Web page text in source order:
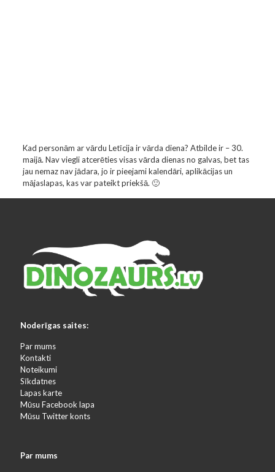
Kad personām ar vārdu Letīcija ir vārda diena? Atbilde ir – 30.
maijā. Nav viegli atcerēties visas vārda dienas no galvas, bet tas
jau nemaz nav jādara, jo ir pieejami kalendāri, aplikācijas un
mājaslapas, kas var pateikt priekšā. 🙂
Noderīgas saites:
Par mums
Kontakti
Noteikumi
Sīkdatnes
Lapas karte
Mūsu Facebook lapa
Mūsu Twitter konts
Par mums